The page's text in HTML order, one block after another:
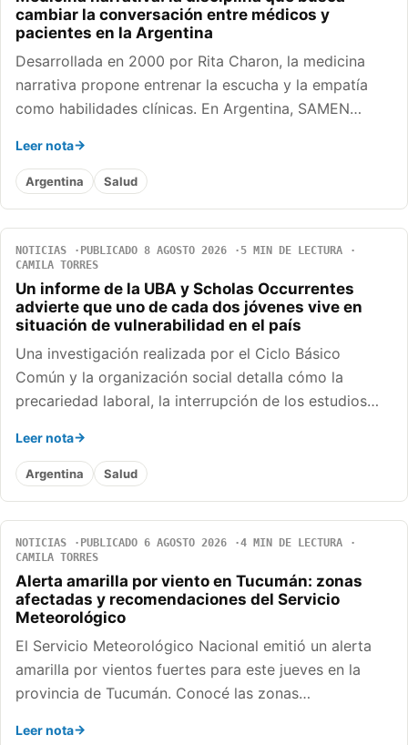
cambiar la conversación entre médicos y
pacientes en la Argentina
Desarrollada en 2000 por Rita Charon, la medicina
narrativa propone entrenar la escucha y la empatía
como habilidades clínicas. En Argentina, SAMEN…
Leer nota
Argentina Salud
NOTICIAS PUBLICADO 8 AGOSTO 2026
5 MIN DE LECTURA
CAMILA TORRES
Un informe de la UBA y Scholas Occurrentes
advierte que uno de cada dos jóvenes vive en
situación de vulnerabilidad en el país
Una investigación realizada por el Ciclo Básico
Común y la organización social detalla cómo la
precariedad laboral, la interrupción de los estudios…
Leer nota
Argentina Salud
NOTICIAS PUBLICADO 6 AGOSTO 2026
4 MIN DE LECTURA
CAMILA TORRES
Alerta amarilla por viento en Tucumán: zonas
afectadas y recomendaciones del Servicio
Meteorológico
El Servicio Meteorológico Nacional emitió un alerta
amarilla por vientos fuertes para este jueves en la
provincia de Tucumán. Conocé las zonas…
Leer nota